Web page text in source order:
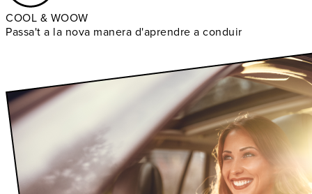
COOL & WOOW
Passa't a la nova manera d'aprendre a conduir